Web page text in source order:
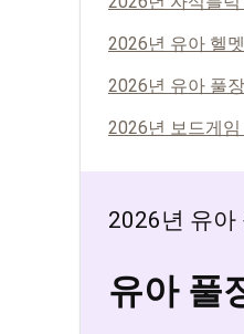
2026년 유아 헬
2026년 유아 풀
2026년 보드게임
2026년 유아
유아 풀